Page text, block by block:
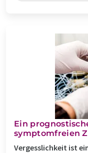
Ein
symptomfreien
Vergesslichkeit ist